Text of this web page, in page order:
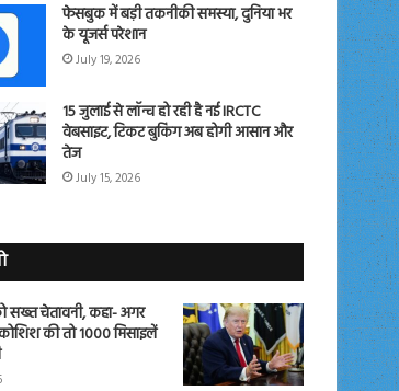
फेसबुक में बड़ी तकनीकी समस्या, दुनिया भर
के यूजर्स परेशान
July 19, 2026
15 जुलाई से लॉन्च हो रही है नई IRCTC
वेबसाइट, टिकट बुकिंग अब होगी आसान और
तेज
July 15, 2026
सख्त चेतावनी, कहा- अगर
की तो 1000 मिसाइलें